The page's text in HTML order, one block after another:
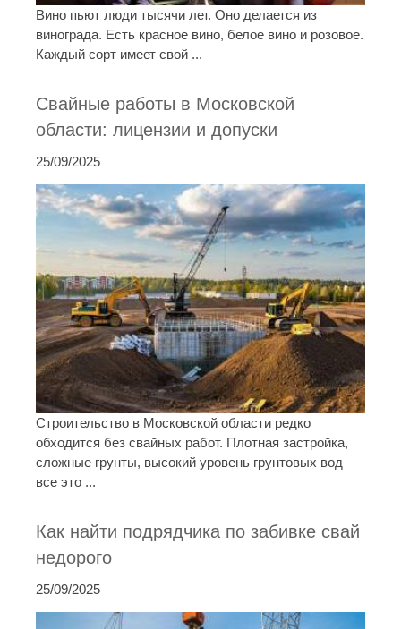
Вино пьют люди тысячи лет. Оно делается из
винограда. Есть красное вино, белое вино и розовое.
Каждый сорт имеет свой ...
Свайные работы в Московской
области: лицензии и допуски
25/09/2025
Строительство в Московской области редко
обходится без свайных работ. Плотная застройка,
сложные грунты, высокий уровень грунтовых вод —
все это ...
Как найти подрядчика по забивке свай
недорого
25/09/2025